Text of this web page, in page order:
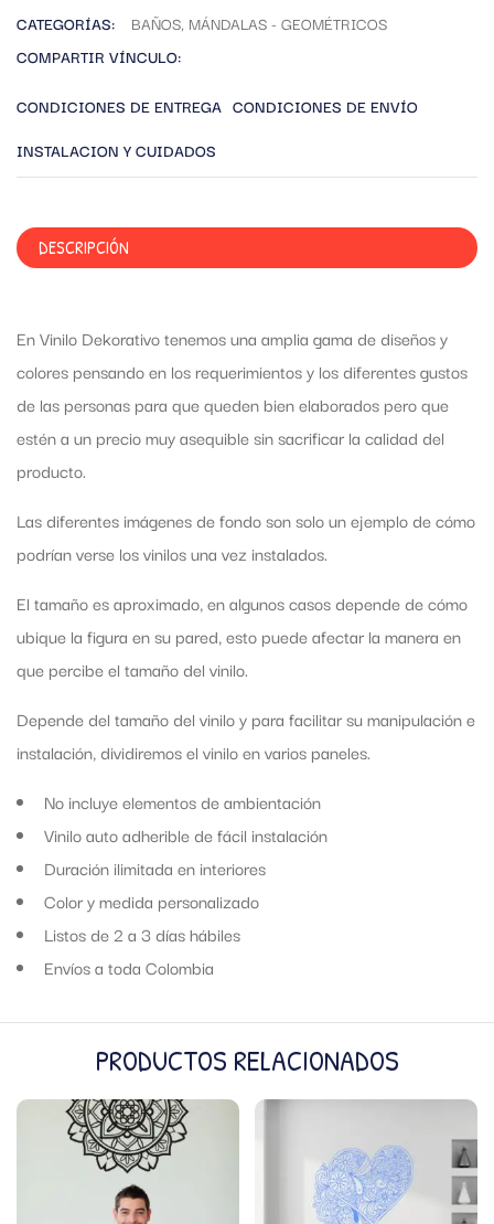
CATEGORÍAS:
BAÑOS, MÁNDALAS - GEOMÉTRICOS
COMPARTIR VÍNCULO:
CONDICIONES DE ENTREGA CONDICIONES DE ENVÍO
INSTALACION Y CUIDADOS
DESCRIPCIÓN
En Vinilo Dekorativo tenemos una amplia gama de diseños y
colores pensando en los requerimientos y los diferentes gustos
de las personas para que queden bien elaborados pero que
estén a un precio muy asequible sin sacrificar la calidad del
producto.
Las diferentes imágenes de fondo son solo un ejemplo de cómo
podrían verse los vinilos una vez instalados.
El tamaño es aproximado, en algunos casos depende de cómo
ubique la figura en su pared, esto puede afectar la manera en
que percibe el tamaño del vinilo.
Depende del tamaño del vinilo y para facilitar su manipulación e
instalación, dividiremos el vinilo en varios paneles.
No incluye elementos de ambientación
Vinilo auto adherible de fácil instalación
Duración ilimitada en interiores
Color y medida personalizado
Listos de 2 a 3 días hábiles
Envíos a toda Colombia
PRODUCTOS RELACIONADOS